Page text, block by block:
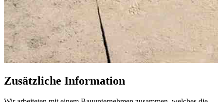
Zusätzliche Information